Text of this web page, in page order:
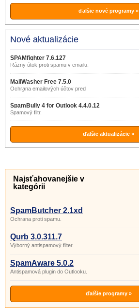
ďalšie nové programy »
Nové aktualizácie
SPAMfighter 7.6.127
Rázny útok proti spamu v emailu.
MailWasher Free 7.5.0
Ochrana emailových účtov pred
nevyžiadanou poštou.
SpamBully 4 for Outlook 4.4.0.12
Spamový filtr.
ďalšie aktualizácie »
Najsťahovanejšie v
kategórii
SpamButcher 2.1xd
Ochrana proti spamu.
Qurb 3.0.311.7
Výborný antispamový filter.
SpamAware 5.0.2
Antispamová plugin do Outlooku.
ďalšie programy »